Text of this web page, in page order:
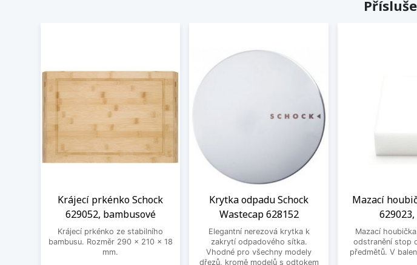
Krájecí prkénko Schock
629052, bambusové
Krájecí prkénko ze stabilního
bambusu. Rozměr 290 x 210 x 18
mm.
Krytka odpadu Schock
Wastecap 628152
Elegantní nerezová krytka k
zakrytí odpadového sítka.
Vhodné pro všechny modely
dřezů, kromě modelů s odtokem
Mazací
629023,
Mazací
odstranění stop
předmětů. V